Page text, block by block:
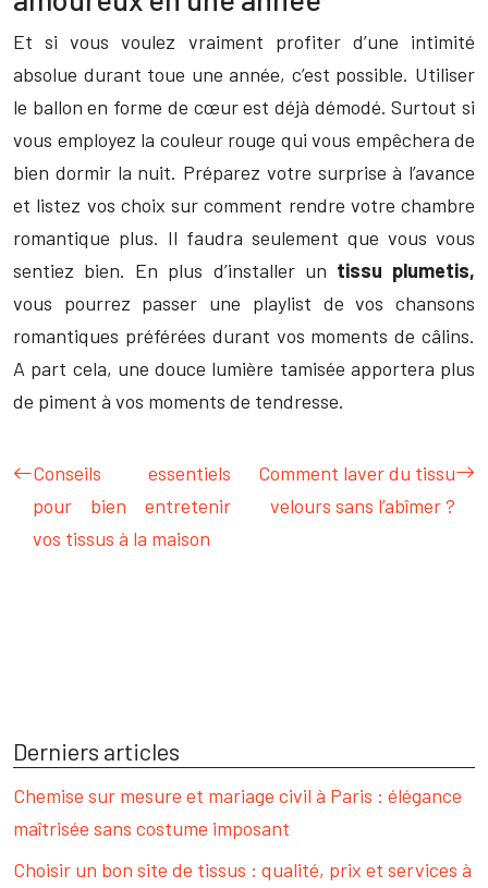
Et si vous voulez vraiment profiter d’une intimité
absolue durant toue une année, c’est possible. Utiliser
le ballon en forme de cœur est déjà démodé. Surtout si
vous employez la couleur rouge qui vous empêchera de
bien dormir la nuit. Préparez votre surprise à l’avance
et listez vos choix sur comment rendre votre chambre
romantique plus. Il faudra seulement que vous vous
sentiez bien. En plus d’installer un tissu plumetis,
vous pourrez passer une playlist de vos chansons
romantiques préférées durant vos moments de câlins.
A part cela, une douce lumière tamisée apportera plus
de piment à vos moments de tendresse.
Conseils essentiels
pour bien entretenir
vos tissus à la maison
Comment laver du tissu
velours sans l’abîmer ?
Derniers articles
Chemise sur mesure et mariage civil à Paris : élégance
maîtrisée sans costume imposant
Choisir un bon site de tissus : qualité, prix et services à